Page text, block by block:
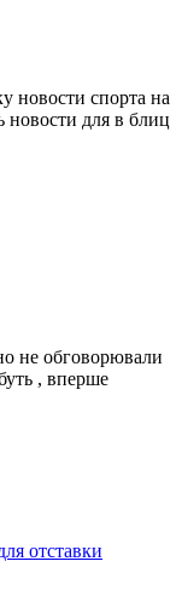
новости спорта на
новости для в блиц
не обговорювали
, вперше
отставки